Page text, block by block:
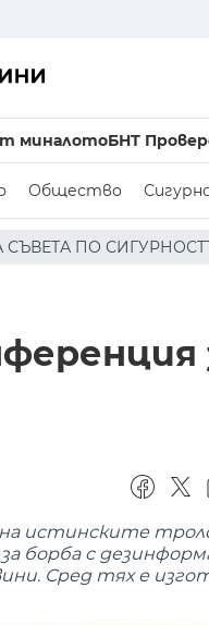
миналотоБНТ
Общество
ДРОН Е НАХЛУЛ
истинските
борба с
Сред тях е